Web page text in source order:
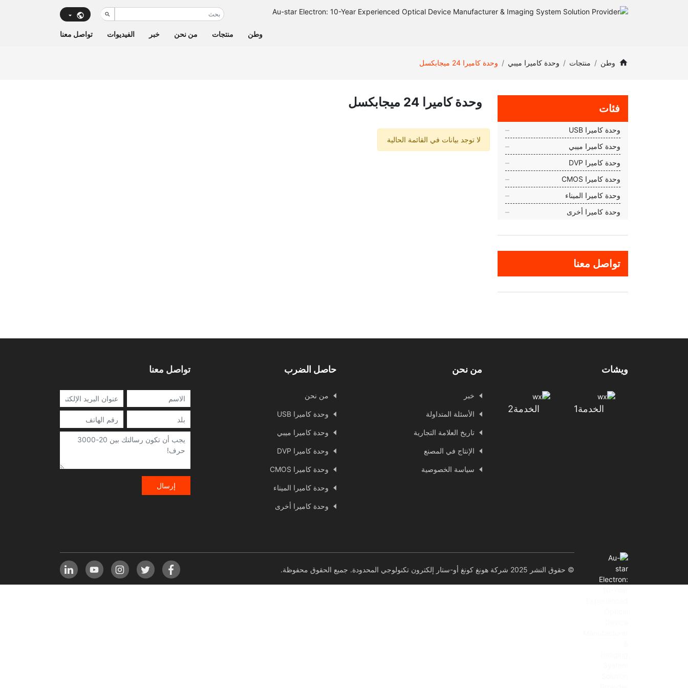
وطن منتجات من نحن خبر الفيديوات تواصل معنا
وطن منتجات وحدة كاميرا ميبي وحدة كاميرا 24 ميجابكسل
فئات
وحدة كاميرا USB
وحدة كاميرا ميبي
وحدة كاميرا DVP
وحدة كاميرا CMOS
وحدة كاميرا الميناء
وحدة كاميرا أخرى
تواصل معنا
وحدة كاميرا 24 ميجابكسل
لا توجد بيانات في القائمة الحالية
ويشات
الخدمة1 الخدمة2
من نحن
خبر
الأسئلة المتداولة
تاريخ العلامة التجارية
الإنتاج في المصنع
سياسة الخصوصية
حاصل الضرب
من نحن
وحدة كاميرا USB
وحدة كاميرا ميبي
وحدة كاميرا DVP
وحدة كاميرا CMOS
وحدة كاميرا الميناء
وحدة كاميرا أخرى
تواصل معنا
إرسال
© حقوق النشر 2025 شركة هونغ كونغ أو-ستار إلكترون تكنولوجي المحدودة. جميع الحقوق محفوظة.